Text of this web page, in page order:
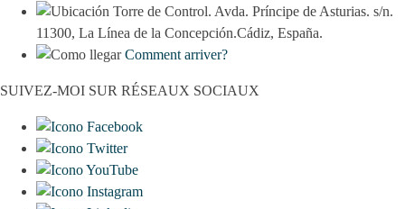
Torre de Control. Avda. Príncipe de Asturias. s/n.
11300, La Línea de la Concepción.Cádiz, España.
Comment arriver?
SUIVEZ-MOI SUR RÉSEAUX SOCIAUX